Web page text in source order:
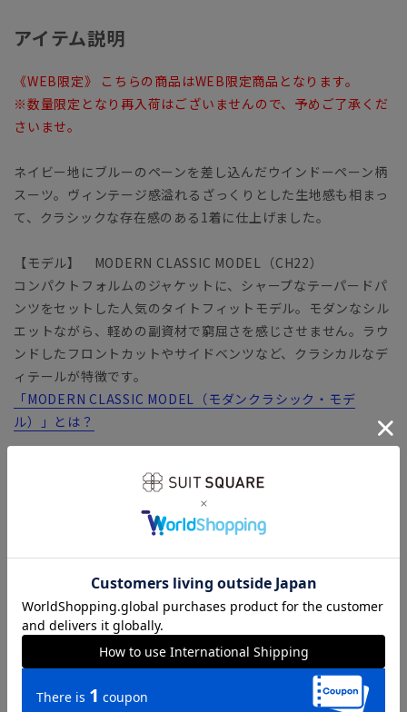
アイテム説明
《WEB限定》 こちらの商品はWEB限定商品となります。
※数量限定となり再入荷はございませんので、予めご了承くだ
さいませ。
ネイビー地にブルーのペーンを差し込んだウインドーペーン柄
スーツ。ヴィンテージ感溢れるざっくりとした生地感も相まっ
て、クラシックな存在感のある1着に仕上げました。
【モデル】 MODERN CLASSIC MODEL（CH22）
コンパクトフォルムのジャケットに、シャープなテーパードパ
ンツをセットした人気のタイトフィットモデル。モダンなシル
エットながら、軽めの副資材で窮屈さを感じさせません。ラウ
ンドしたフロントカットやサイドベンツなど、クラシカルなデ
ィテールが特徴です。
「MODERN CLASSIC MODEL（モダンクラシック・モデ
ル）」とは？
ーレ・バルべリス・カノニコ）
1936年イタリア・ビエラ地区にて創業の、イタリアを代表する
生地ブランド。糸の紡績から生地までを一貫して生産すること
により、高品質で優れたコストパフォーマンスを実現していま
カノニコ社が特別に交配して生まれた絶妙な“21マイクロンウ
ール”を使用した「ラスティックトロピカル」。シワになりに
くく、強度や耐久性に優れた実用性に富んだファブリックで
す。さらっとドライタッチな風合いを有し、英国的な味のある
ヴィンテージルックも魅力。